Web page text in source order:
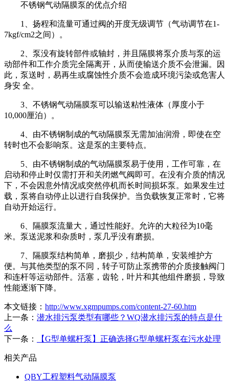
不锈钢气动隔膜泵的优点介绍
1、扬程和流量可通过阀的开度无级调节（气动调节在1-
7kgf/cm2之间）。
2、泵没有旋转部件或轴封，并且隔膜将泵介质与泵的运
动部件和工作介质完全隔离开，从而使输送介质不会泄漏。因
此，泵送时，易再生或腐蚀性介质不会造成环境污染或危害人
身安 全。
3、不锈钢气动隔膜泵可以输送粘性液体（厚度小于
10,000厘泊）。
4、由不锈钢制成的气动隔膜泵无需加油润滑，即使在空
转时也不会影响泵。这是泵的主要特点。
5、由不锈钢制成的气动隔膜泵易于使用，工作可靠，在
启动和停止时仅需打开和关闭燃气阀即可。在没有介质的情况
下，不会因意外情况或突然停机而长时间损坏泵。如果发生过
载，泵将自动停止以进行自我保护。当负载恢复正常时，它将
自动开始运行。
6、隔膜泵流量大，通过性能好。允许的大粒径为10毫
米。泵送泥浆和杂质时，泵几乎没有磨损。
7、隔膜泵结构简单，磨损少，结构简单，安装维护方
便。与其他类型的泵不同，转子可防止泵携带的介质接触阀门
和连杆等运动部件。活塞，齿轮，叶片和其他组件磨损，导致
性能逐渐下降。
本文链接： http://www.xgmpumps.com/content-27-60.htm
上一条： 潜水排污泵类型有哪些？WQ潜水排污泵的特点是什
么
下一条：
【G型单螺杆泵】正确选择G型单螺杆泵在污水处理
相关产品
QBY工程塑料气动隔膜泵